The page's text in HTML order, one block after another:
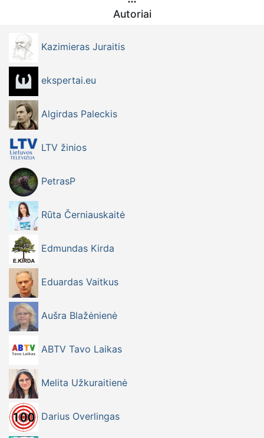
Autoriai
Kazimieras Juraitis
ekspertai.eu
Algirdas Paleckis
LTV žinios
PetrasP
Rūta Černiauskaitė
Edmundas Kirda
Eduardas Vaitkus
Aušra Blažėnienė
ABTV Tavo Laikas
Melita Užkuraitienė
Darius Overlingas